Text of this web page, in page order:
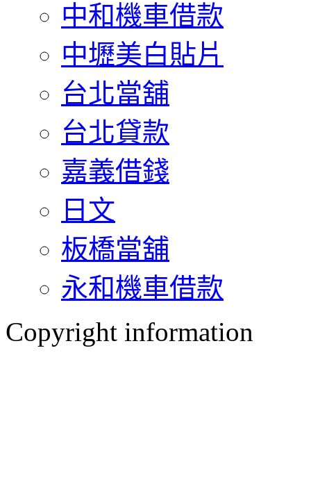
中和機車借款
中壢美白貼片
台北當舖
台北貸款
嘉義借錢
日文
板橋當舖
永和機車借款
Copyright information